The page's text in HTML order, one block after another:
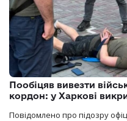
Пообіцяв вивезти
кордон: у Харкові
Повідомлено про підозру